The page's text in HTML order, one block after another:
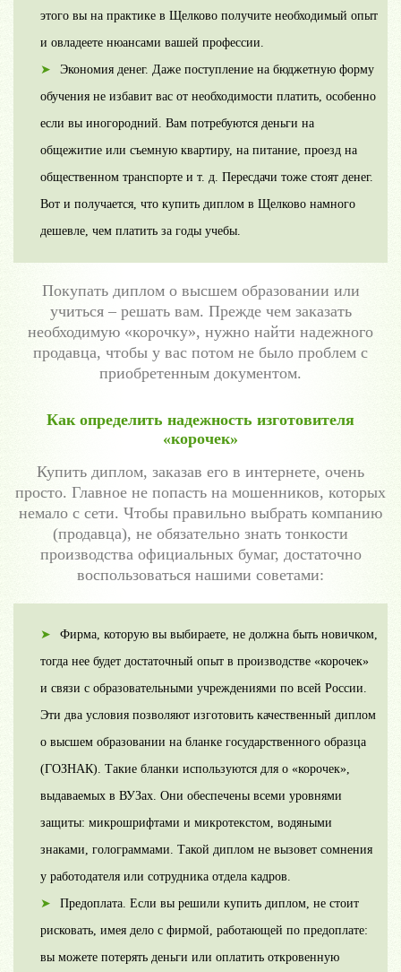
этого вы на практике в Щелково получите необходимый опыт
и овладеете нюансами вашей профессии.
Экономия денег. Даже поступление на бюджетную форму
обучения не избавит вас от необходимости платить, особенно
если вы иногородний. Вам потребуются деньги на
общежитие или съемную квартиру, на питание, проезд на
общественном транспорте и т. д. Пересдачи тоже стоят денег.
Вот и получается, что купить диплом в Щелково намного
дешевле, чем платить за годы учебы.
Покупать диплом о высшем образовании или
учиться – решать вам. Прежде чем заказать
необходимую «корочку», нужно найти надежного
продавца, чтобы у вас потом не было проблем с
приобретенным документом.
Как определить надежность изготовителя
«корочек»
Купить диплом, заказав его в интернете, очень
просто. Главное не попасть на мошенников, которых
немало с сети. Чтобы правильно выбрать компанию
(продавца), не обязательно знать тонкости
производства официальных бумаг, достаточно
воспользоваться нашими советами:
Фирма, которую вы выбираете, не должна быть новичком,
тогда нее будет достаточный опыт в производстве «корочек»
и связи с образовательными учреждениями по всей России.
Эти два условия позволяют изготовить качественный диплом
о высшем образовании на бланке государственного образца
(ГОЗНАК). Такие бланки используются для о «корочек»,
выдаваемых в ВУЗах. Они обеспечены всеми уровнями
защиты: микрошрифтами и микротекстом, водяными
знаками, голограммами. Такой диплом не вызовет сомнения
у работодателя или сотрудника отдела кадров.
Предоплата. Если вы решили купить диплом, не стоит
рисковать, имея дело с фирмой, работающей по предоплате:
вы можете потерять деньги или оплатить откровенную